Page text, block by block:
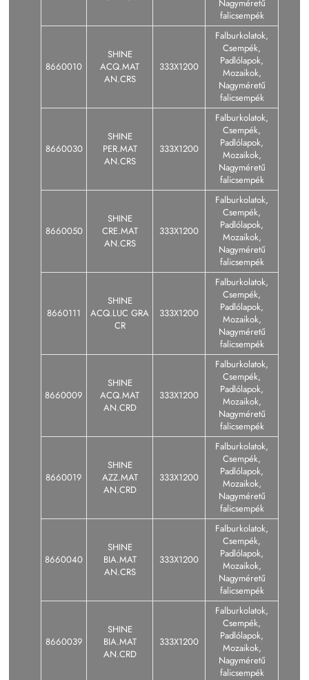
Nagyméretű
falicsempék
8660010
SHINE
ACQ.MAT
AN.CRS
333X1200
Falburkolatok,
Csempék,
Padlólapok,
Mozaikok,
Nagyméretű
falicsempék
8660030
SHINE
PER.MAT
AN.CRS
333X1200
Falburkolatok,
Csempék,
Padlólapok,
Mozaikok,
Nagyméretű
falicsempék
8660050
SHINE
CRE.MAT
AN.CRS
333X1200
Falburkolatok,
Csempék,
Padlólapok,
Mozaikok,
Nagyméretű
falicsempék
8660111
SHINE
ACQ.LUC GRA
CR
333X1200
Falburkolatok,
Csempék,
Padlólapok,
Mozaikok,
Nagyméretű
falicsempék
8660009
SHINE
ACQ.MAT
AN.CRD
333X1200
Falburkolatok,
Csempék,
Padlólapok,
Mozaikok,
Nagyméretű
falicsempék
8660019
SHINE
AZZ.MAT
AN.CRD
333X1200
Falburkolatok,
Csempék,
Padlólapok,
Mozaikok,
Nagyméretű
falicsempék
8660040
SHINE
BIA.MAT
AN.CRS
333X1200
Falburkolatok,
Csempék,
Padlólapok,
Mozaikok,
Nagyméretű
falicsempék
8660039
SHINE
BIA.MAT
AN.CRD
333X1200
Falburkolatok,
Csempék,
Padlólapok,
Mozaikok,
Nagyméretű
falicsempék